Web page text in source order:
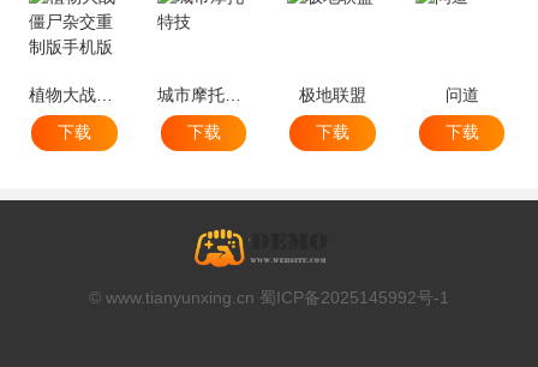
植物大战僵尸杂交重制版手机版
下载
城市摩托特技
下载
极地联盟
下载
问道
下载
© www.tianyunxing.cn 蜀ICP备2025145992号-1